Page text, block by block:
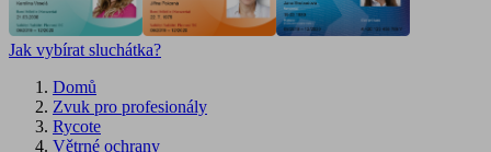
Jak vybírat sluchátka?
Domů
Zvuk pro profesionály
Rycote
Větrné ochrany